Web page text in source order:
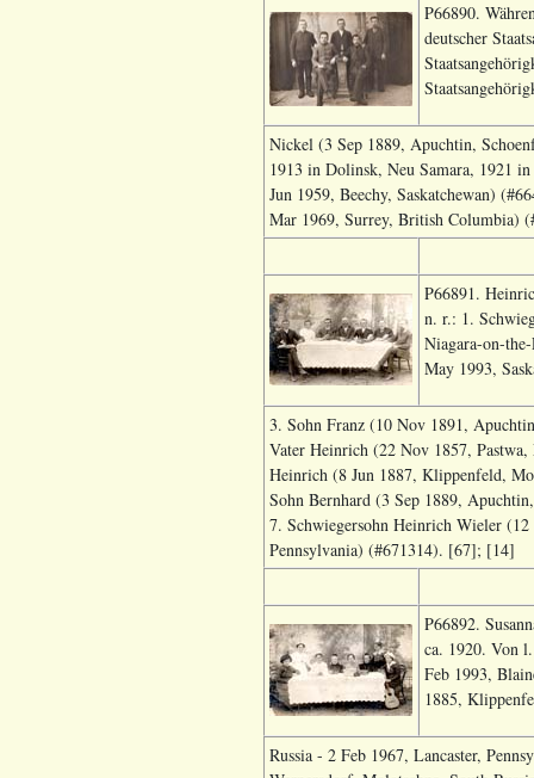
P66890.
deutscher
Nickel (3 Sep 1889, Apuchtin,
1913 in Dolinsk, Neu Samara, 1921
Jun 1959, Beechy, Saskatchewan)
Mar 1969, Surrey, British Columbia)
P66891.
n. r.: 1.
Niagara-on-
May 1993,
3. Sohn Franz (10 Nov 1891,
Vater Heinrich (22 Nov 1857,
Heinrich (8 Jun 1887, Klippenfeld,
Sohn Bernhard (3 Sep 1889,
7. Schwiegersohn Heinrich Wieler
Pennsylvania) (#671314). [67]; [14]
P66892.
ca. 1920. Von
Feb 1993,
1885,
Russia - 2 Feb 1967, Lancaster,